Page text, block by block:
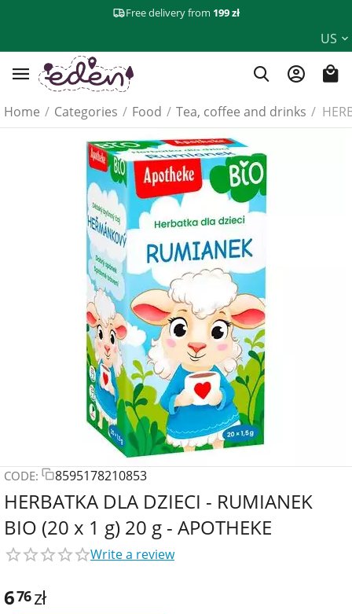
Free delivery from 199 zł
US
Home / Categories / Food / Tea, coffee and drinks /
CODE: 8595178210853
HERBATKA DLA DZIECI - RUMIANEK
BIO (20 x 1 g) 20 g - APOTHEKE
Write a review
676zł